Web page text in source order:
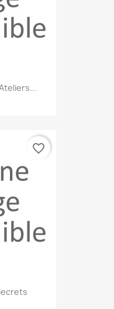
favorite_border